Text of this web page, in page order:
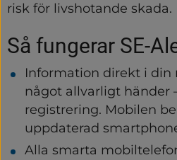
risk för livshotande skada.
Så fungerar SE-
Information direkt i din
något allvarligt händer
registrering. Mobilen
uppdaterad
Alla smarta